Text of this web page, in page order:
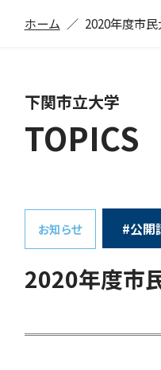
ホーム 2020年度市
下関市立大学
TOPICS
お知らせ #公開
2020年度市